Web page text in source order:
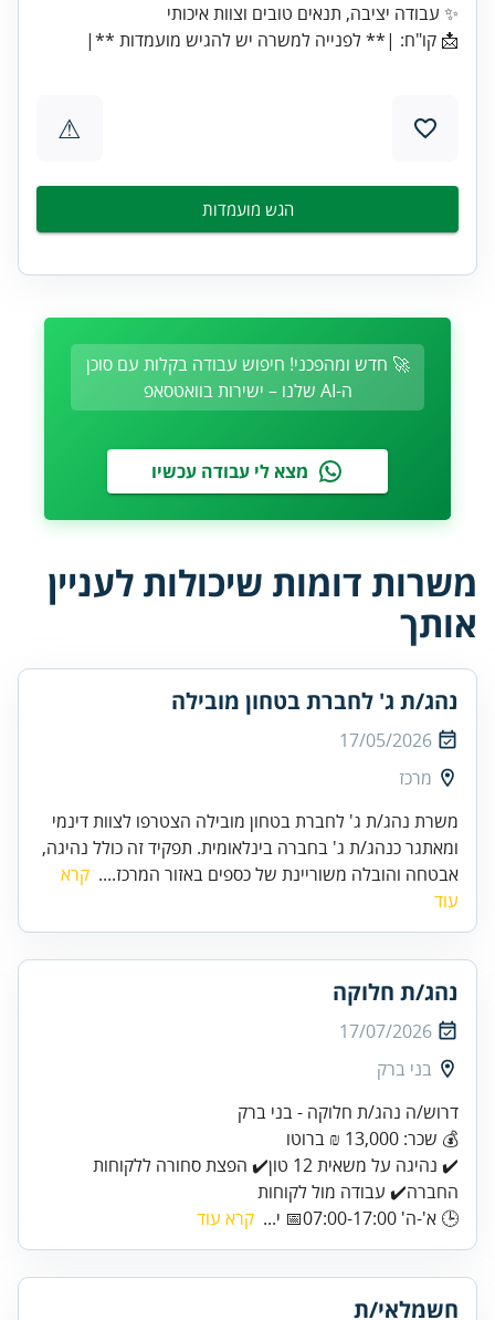
📩 קו"ח: |** לפנייה למשרה יש להגיש מועמדות **|
⚠
הגש מועמדות
🚀 חדש ומהפכני! חיפוש עבודה בקלות עם סוכן
ה-AI שלנו – ישירות בוואטסאפ
מצא לי עבודה עכשיו
משרות דומות שיכולות לעניין
אותך
נהג/ת ג' לחברת בטחון מובילה
17/05/2026
מרכז
משרת נהג/ת ג' לחברת בטחון מובילה הצטרפו לצוות דינמי
ומאתגר כנהג/ת ג' בחברה בינלאומית. תפקיד זה כולל נהיגה,
אבטחה והובלה משוריינת של כספים באזור המרכז.... קרא
עוד
נהג/ת חלוקה
17/07/2026
בני ברק
דרוש/ה נהג/ת חלוקה - בני ברק
💰 שכר: 13,000 ₪ ברוטו
✔️ נהיגה על משאית 12 טון✔️ הפצת סחורה ללקוחות
החברה✔️ עבודה מול לקוחות
🕒 א'-ה' 07:00-17:00📅 י...
קרא עוד
חשמלאי/ת